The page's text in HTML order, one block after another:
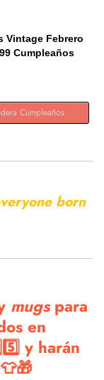
Vintage Febrero
Cumpleaños
Cumpleaños
born
mugspara
en
y harán